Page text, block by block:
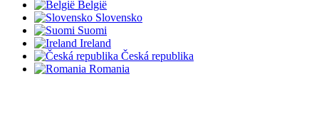
België
Slovensko
Suomi
Ireland
Česká republika
Romania